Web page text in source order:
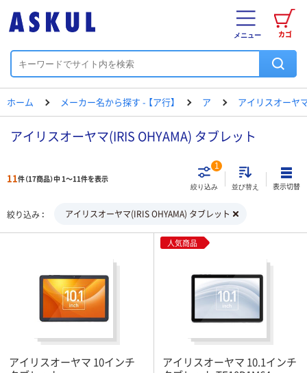
カゴ
メニュー
ホーム メーカー名から探す - 【ア行】 ア アイリスオーヤ
アイリスオーヤマ(IRIS OHYAMA) タブレット
11件（17商品）中 1～11件を表示
絞り込み
1
並び替え 表示切替
絞り込み アイリスオーヤマ(IRIS OHYAMA) タブレット
アイリスオーヤマ 10インチ
人気商品
アイリスオーヤマ 10.1インチ